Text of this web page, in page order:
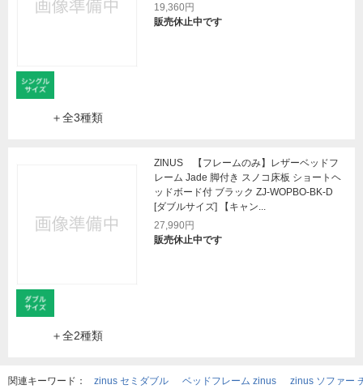
＋全3種類
19,360円
販売休止中です
＋全2種類
ZINUS 【フレームのみ】レザーベッドフ
レーム Jade 脚付き スノコ床板 ショートヘ
ッドボード付 ブラック ZJ-WOPBO-BK-D
[ダブルサイズ] 【キャン...
27,990円
販売休止中です
関連キーワード： zinus セミダブル ベッドフレーム zinus zinus ソファー